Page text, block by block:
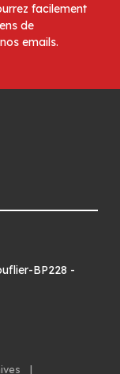
facilement
de
emails.
BP228 -
|